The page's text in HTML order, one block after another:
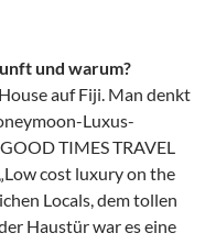
und warum?
auf Fiji. Man denkt
Luxus-
TIMES TRAVEL
cost luxury on the
Locals, dem tollen
Haustür war es eine